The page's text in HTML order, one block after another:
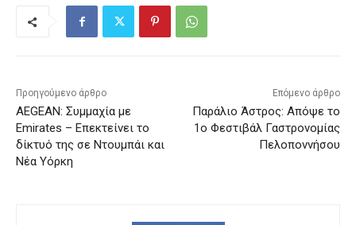
Προηγούμενο άρθρο
AEGEAN: Συμμαχία με
Emirates – Επεκτείνει το
δίκτυό της σε Ντουμπάι και
Νέα Υόρκη
Επόμενο άρθρο
Παράλιο Άστρος: Απόψε το
1ο Φεστιβάλ Γαστρονομίας
Πελοποννήσου